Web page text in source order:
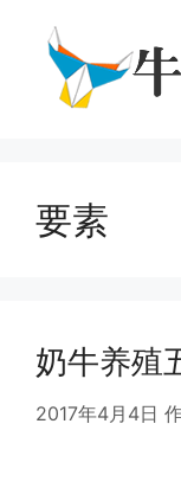
要素
奶牛养殖
2017年4月4日